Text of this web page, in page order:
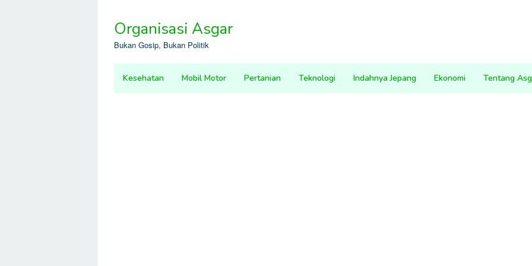
contentOrganisasi Asgar
Bukan Gosip, Bukan Politik
Kesehatan Mobil Motor Pertanian Teknologi Indahnya Jepang Ekonomi Tentang